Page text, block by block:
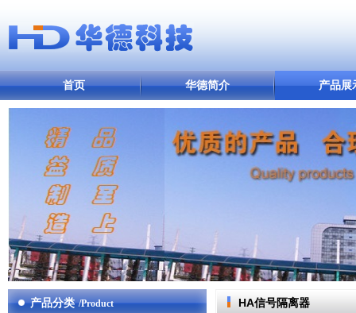
首页 华德简介 产品展
产品分类 /Product HA信号隔离器